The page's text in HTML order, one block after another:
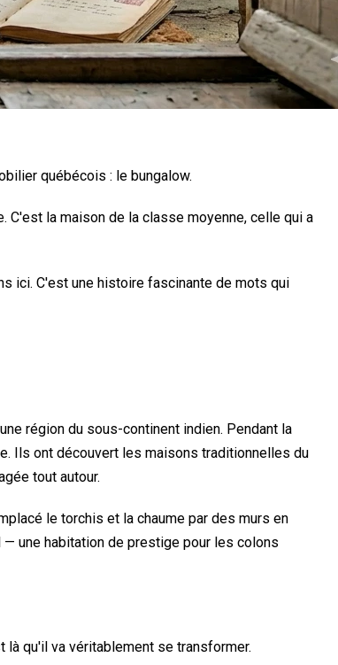
québécois : le bungalow.
la maison de la classe moyenne, celle qui a
ici. C'est une histoire fascinante de mots qui
région du sous-continent indien. Pendant la
Ils ont découvert les maisons traditionnelles du
tout autour.
le torchis et la chaume par des murs en
une habitation de prestige pour les colons
là qu'il va véritablement se transformer.